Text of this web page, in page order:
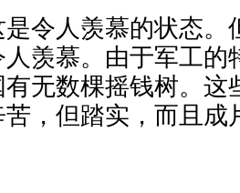
令人羡慕的状态。
羡慕。由于军工的
无数棵摇钱树。这
，但踏实，而且成